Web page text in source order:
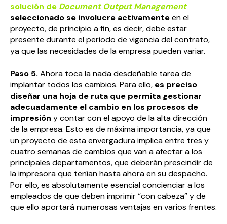
solución de Document Output Management
seleccionado se involucre activamenteen el
proyecto, de principio a fin, es decir, debe estar
presente durante el periodo de vigencia del contrato,
ya que las necesidades de la empresa pueden variar.
Paso 5. Ahora toca la nada desdeñable tarea de
implantar todos los cambios. Para ello, es preciso
diseñar una hoja de ruta que permita gestionar
adecuadamente el cambio en los procesos de
impresión y contar con el apoyo de la alta dirección
de la empresa. Esto es de máxima importancia, ya que
un proyecto de esta envergadura implica entre tres y
cuatro semanas de cambios que van a afectar a los
principales departamentos, que deberán prescindir de
la impresora que tenían hasta ahora en su despacho.
Por ello, es absolutamente esencial concienciar a los
empleados de que deben imprimir “con cabeza” y de
que ello aportará numerosas ventajas en varios frentes.